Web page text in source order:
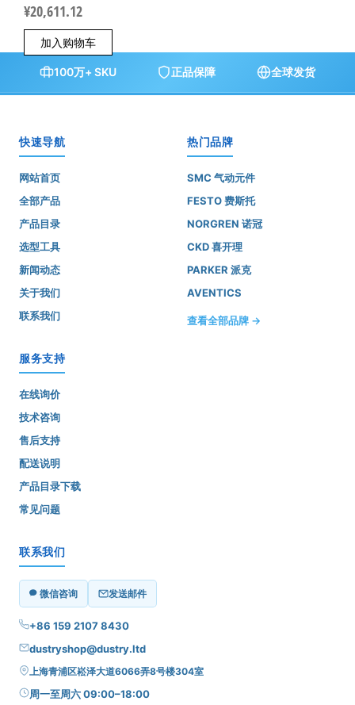
¥20,611.12
加入购物车
100万+ SKU 正品保障 全球发货
快速导航
网站首页
全部产品
产品目录
选型工具
新闻动态
关于我们
联系我们
热门品牌
SMC 气动元件
FESTO 费斯托
NORGREN 诺冠
CKD 喜开理
PARKER 派克
AVENTICS
查看全部品牌 →
服务支持
在线询价
技术咨询
售后支持
配送说明
产品目录下载
常见问题
联系我们
微信咨询 发送邮件
+86 159 2107 8430
dustryshop@dustry.ltd
上海青浦区崧泽大道6066弄8号楼304室
周一至周六 09:00–18:00